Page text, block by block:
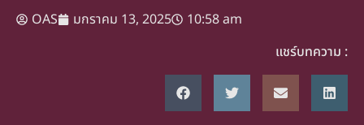
OAS มกราคม 13, 2025
10:58 am
แชร์บทความ :